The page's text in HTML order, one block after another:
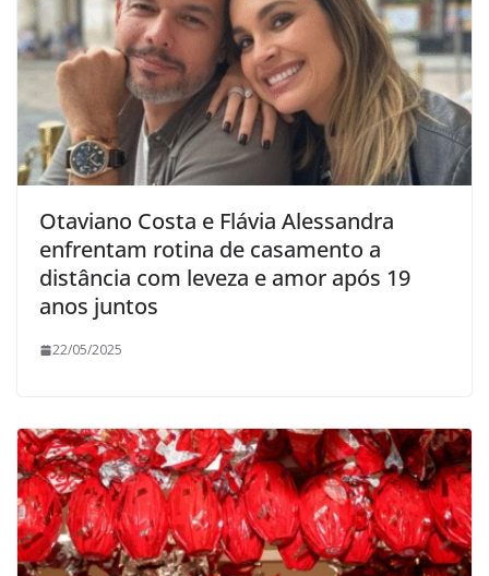
Otaviano Costa e Flávia Alessandra
enfrentam rotina de casamento a
distância com leveza e amor após 19
anos juntos
22/05/2025